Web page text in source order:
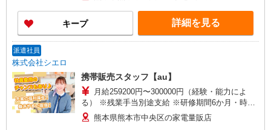
万円支給(規定有) お友達を紹介頂くと, インセンテ
ィブ支給(規定有) ★月2回払い・週払い可能（規程
有）★ ゜・。○。・゜+゜・。○。・゜+゜
キープ 詳細を見る
派遣社員
株式会社シエロ
携帯販売スタッフ【au】
月給259200円〜300000円（経験・能力によ
る） ※残業手当別途支給 ※研修期間6か月・時給
1500円〜 ★交通費別途支給（規定あり） ゜
+゜・。○。・゜+゜・。○。・゜+゜ 入社祝い金10
熊本県熊本市中央区の家電量販店